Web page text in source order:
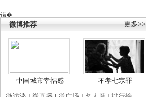
锘�
更多>>
微博推荐
中国城市幸福感
不孝七宗罪